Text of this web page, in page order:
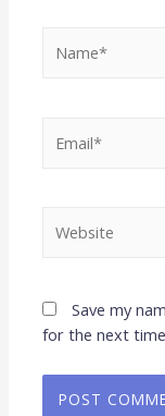
Save my
for the next